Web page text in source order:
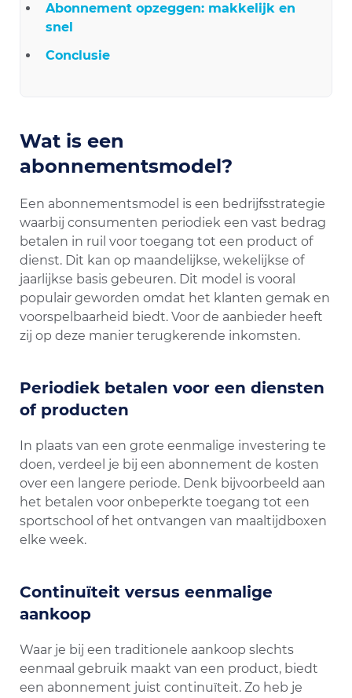
Abonnement opzeggen: makkelijk en
snel
Conclusie
Wat is een
abonnementsmodel?
Een abonnementsmodel is een bedrijfsstrategie
waarbij consumenten periodiek een vast bedrag
betalen in ruil voor toegang tot een product of
dienst. Dit kan op maandelijkse, wekelijkse of
jaarlijkse basis gebeuren. Dit model is vooral
populair geworden omdat het klanten gemak en
voorspelbaarheid biedt. Voor de aanbieder heeft
zij op deze manier terugkerende inkomsten.
Periodiek betalen voor een diensten
of producten
In plaats van een grote eenmalige investering te
doen, verdeel je bij een abonnement de kosten
over een langere periode. Denk bijvoorbeeld aan
het betalen voor onbeperkte toegang tot een
sportschool of het ontvangen van maaltijdboxen
elke week.
Continuïteit versus eenmalige
aankoop
Waar je bij een traditionele aankoop slechts
eenmaal gebruik maakt van een product, biedt
een abonnement juist continuïteit. Zo heb je